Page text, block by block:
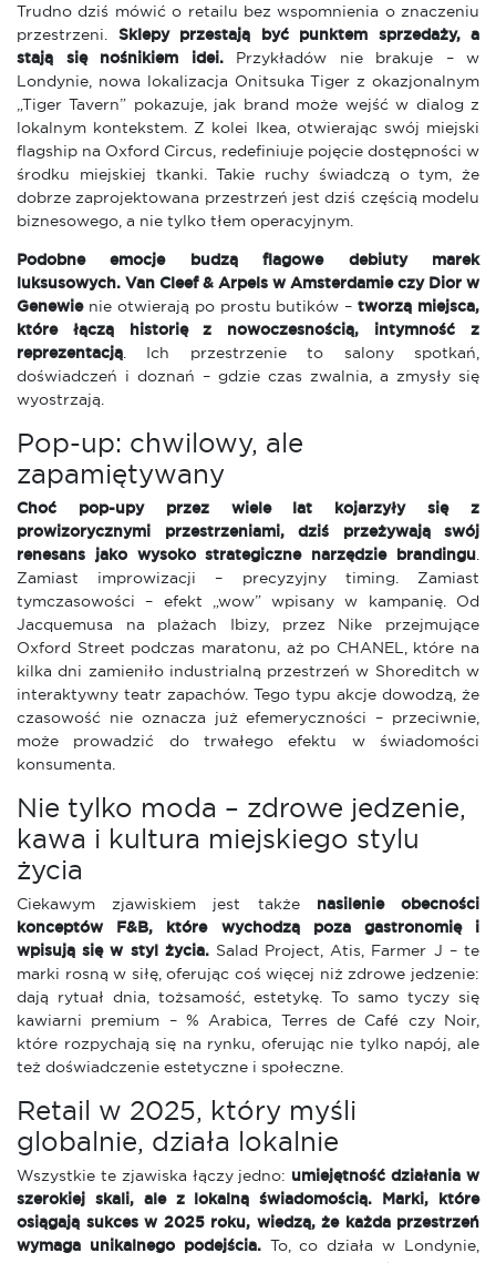
Trudno dziś mówić o retailu bez wspomnienia o znaczeniu
przestrzeni. Sklepy przestają być punktem sprzedaży, a
stają się nośnikiem idei.Przykładów nie brakuje – w
Londynie, nowa lokalizacja Onitsuka Tiger z okazjonalnym
„Tiger Tavern” pokazuje, jak brand może wejść w dialog z
lokalnym kontekstem. Z kolei Ikea, otwierając swój miejski
flagship na Oxford Circus, redefiniuje pojęcie dostępności w
środku miejskiej tkanki. Takie ruchy świadczą o tym, że
dobrze zaprojektowana przestrzeń jest dziś częścią modelu
biznesowego, a nie tylko tłem operacyjnym.
Podobne emocje budzą flagowe debiuty marek
luksusowych. Van Cleef & Arpels w Amsterdamie czy Dior w
Genewienie otwierają po prostu butików –tworzą miejsca,
które łączą historię z nowoczesnością, intymność z
reprezentacją. Ich przestrzenie to salony spotkań,
doświadczeń i doznań – gdzie czas zwalnia, a zmysły się
wyostrzają.
Pop-up: chwilowy, ale
zapamiętywany
Choć pop-upy przez wiele lat kojarzyły się z
prowizorycznymi przestrzeniami, dziś przeżywają swój
renesans jako wysoko strategiczne narzędzie brandingu.
Zamiast improwizacji – precyzyjny timing. Zamiast
tymczasowości – efekt „wow” wpisany w kampanię. Od
Jacquemusa na plażach Ibizy, przez Nike przejmujące
Oxford Street podczas maratonu, aż po CHANEL, które na
kilka dni zamieniło industrialną przestrzeń w Shoreditch w
interaktywny teatr zapachów. Tego typu akcje dowodzą, że
czasowość nie oznacza już efemeryczności – przeciwnie,
może prowadzić do trwałego efektu w świadomości
konsumenta.
Nie tylko moda – zdrowe jedzenie,
kawa i kultura miejskiego stylu
życia
Ciekawym zjawiskiem jest także nasilenie obecności
konceptów F&B, które wychodzą poza gastronomię i
wpisują się w styl życia.Salad Project, Atis, Farmer J – te
marki rosną w siłę, oferując coś więcej niż zdrowe jedzenie:
dają rytuał dnia, tożsamość, estetykę. To samo tyczy się
kawiarni premium – % Arabica, Terres de Café czy Noir,
które rozpychają się na rynku, oferując nie tylko napój, ale
też doświadczenie estetyczne i społeczne.
Retail w 2025, który myśli
globalnie, działa lokalnie
Wszystkie te zjawiska łączy jedno: umiejętność działania w
szerokiej skali, ale z lokalną świadomością. Marki, które
osiągają sukces w 2025 roku, wiedzą, że każda przestrzeń
wymaga unikalnego podejścia.To, co działa w Londynie,